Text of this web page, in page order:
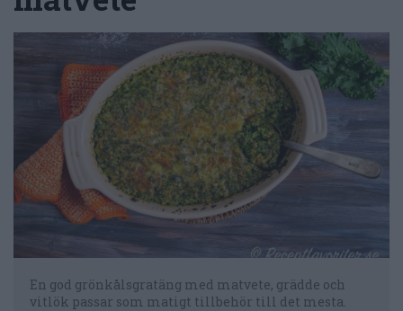
En god grönkålsgratäng med matvete, grädde och
vitlök passar som matigt tillbehör till det mesta.